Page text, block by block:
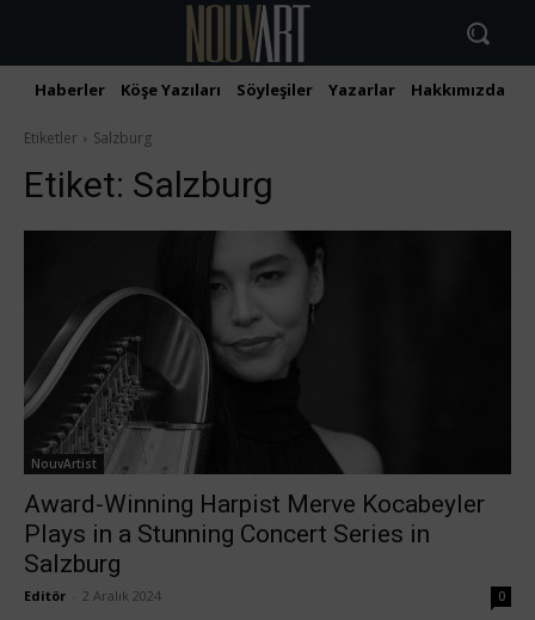
Haberler Köşe Yazıları Söyleşiler Yazarlar Hakkımızda
Etiketler Salzburg
Etiket: Salzburg
NouvArtist
Award-Winning Harpist Merve Kocabeyler
Plays in a Stunning Concert Series in
Salzburg
Editör 2 Aralık 2024 0